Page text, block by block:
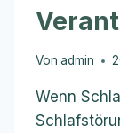
Von admin
Wenn